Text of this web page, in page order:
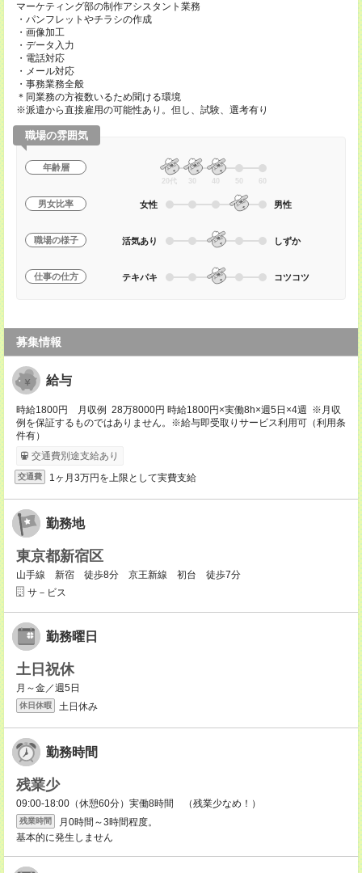
マーケティング部の制作アシスタント業務
・パンフレットやチラシの作成
・画像加工
・データ入力
・電話対応
・メール対応
・事務業務全般
＊同業務の方複数いるため聞ける環境
※派遣から直接雇用の可能性あり。但し、試験、選考有り
職場の雰囲気
年齢層
20代 30 40 50 60
男女比率 女性 男性
職場の様子 活気あり しずか
仕事の仕方 テキパキ コツコツ
募集情報
給与
時給1800円 月収例 28万8000円 時給1800円×実働8h×週5日×4週 ※月収
例を保証するものではありません。※給与即受取りサービス利用可（利用条
件有）
交通費別途支給あり
交通費 1ヶ月3万円を上限として実費支給
勤務地
東京都新宿区
山手線 新宿 徒歩8分 京王新線 初台 徒歩7分
サ－ビス
勤務曜日
土日祝休
月～金／週5日
休日休暇 土日休み
勤務時間
残業少
09:00-18:00（休憩60分）実働8時間 （残業少なめ！）
残業時間
月0時間～3時間程度。
基本的に発生しません